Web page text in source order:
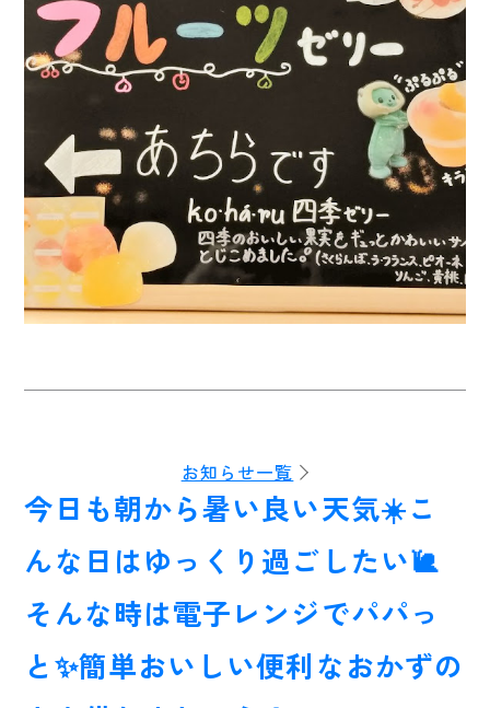
お知らせ一覧
今日も朝から暑い良い天気☀️こ
んな日はゆっくり過ごしたい🐌
そんな時は電子レンジでパパっ
と✨簡単おいしい便利なおかずの